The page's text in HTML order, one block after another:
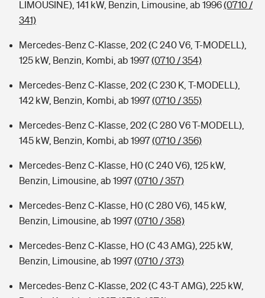
LIMOUSINE), 141 kW, Benzin, Limousine, ab 1996(0710 /
341)
Mercedes-Benz C-Klasse, 202 (C 240 V6, T-MODELL),
125 kW, Benzin, Kombi, ab 1997(0710 / 354)
Mercedes-Benz C-Klasse, 202 (C 230 K, T-MODELL),
142 kW, Benzin, Kombi, ab 1997(0710 / 355)
Mercedes-Benz C-Klasse, 202 (C 280 V6 T-MODELL),
145 kW, Benzin, Kombi, ab 1997(0710 / 356)
Mercedes-Benz C-Klasse, H0 (C 240 V6), 125 kW,
Benzin, Limousine, ab 1997(0710 / 357)
Mercedes-Benz C-Klasse, H0 (C 280 V6), 145 kW,
Benzin, Limousine, ab 1997(0710 / 358)
Mercedes-Benz C-Klasse, HO (C 43 AMG), 225 kW,
Benzin, Limousine, ab 1997(0710 / 373)
Mercedes-Benz C-Klasse, 202 (C 43-T AMG), 225 kW,